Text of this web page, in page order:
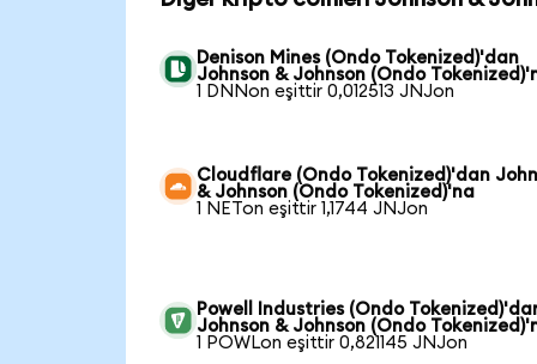
Denison Mines (Ondo Tokenized)'dan
Johnson & Johnson (Ondo
1 DNNon eşittir 0,012513 JNJon
Cloudflare (Ondo Tokenized)'dan
& Johnson (Ondo Tokenized)'na
1 NETon eşittir 1,1744 JNJon
Powell Industries (Ondo
Johnson & Johnson (Ondo
1 POWLon eşittir 0,821145 JNJon